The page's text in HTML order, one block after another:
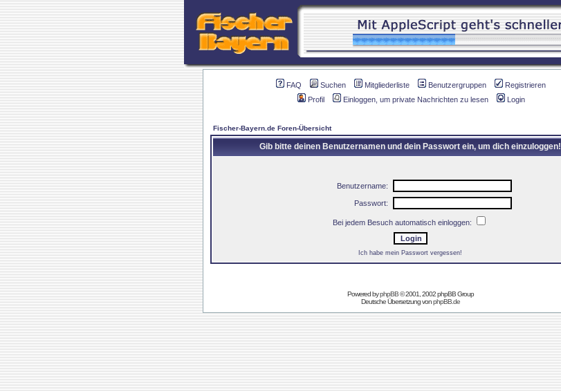
FAQ Suchen Mitgliederliste Benutzergruppen
Registrieren
Profil
Einloggen, um private Nachrichten zu lesen Login
Fischer-Bayern.de Foren-Übersicht
Gib bitte deinen Benutzernamen und dein Passwort ein, um dich einzuloggen!
Benutzername:
Passwort:
Bei jedem Besuch automatisch einloggen:
Ich habe mein Passwort vergessen!
Powered byphpBB© 2001, 2002 phpBB Group
Deutsche Übersetzung vonphpBB.de